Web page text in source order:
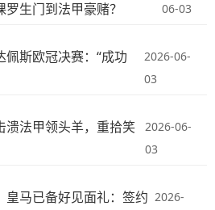
生门到法甲豪赌？
06-03
斯欧冠决赛：“成功
2026-06-
03
溃法甲领头羊，重拾笑
2026-06-
03
皇马已备好见面礼：签约 2026-